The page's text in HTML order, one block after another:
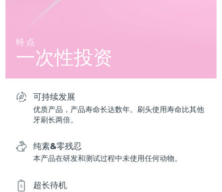
特点
一次性投资
可持续发展
优质产品，产品寿命长达数年。刷头使用寿命比其他
牙刷长两倍。
纯素&零残忍
本产品在研发和测试过程中未使用任何动物。
超长待机